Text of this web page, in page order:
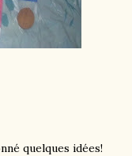
quelques idées!